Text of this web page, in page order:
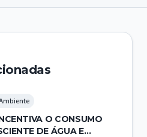
O CONSUMO
DE ÁGUA E